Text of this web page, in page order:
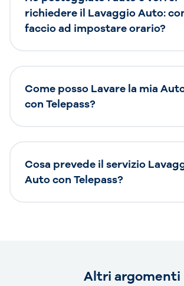
richiedere il Lavaggio Auto:
faccio ad impostare orario?
Come posso Lavare la mia
con Telepass?
Cosa prevede il servizio
Auto con Telepass?
Altri argomenti